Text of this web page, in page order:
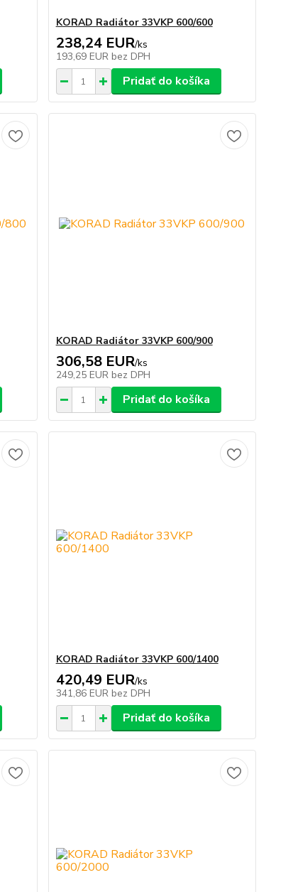
KORAD Radiátor 33VKP 600/600
238,24 EUR/ks
193,69 EUR bez DPH
Pridať do košíka
KORAD Radiátor 33VKP 600/900
306,58 EUR/ks
249,25 EUR bez DPH
Pridať do košíka
KORAD Radiátor 33VKP 600/1400
420,49 EUR/ks
341,86 EUR bez DPH
Pridať do košíka